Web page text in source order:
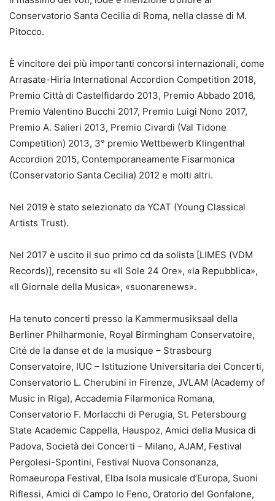
Conservatorio Santa Cecilia di Roma, nella classe di M.
Pitocco.
È vincitore dei più importanti concorsi internazionali, come
Arrasate-Hiria International Accordion Competition 2018,
Premio Città di Castelfidardo 2013, Premio Abbado 2016,
Premio Valentino Bucchi 2017, Premio Luigi Nono 2017,
Premio A. Salieri 2013, Premio Civardi (Val Tidone
Competition) 2013, 3° premio Wettbewerb Klingenthal
Accordion 2015, Contemporaneamente Fisarmonica
(Conservatorio Santa Cecilia) 2012 e molti altri.
Nel 2019 è stato selezionato da YCAT (Young Classical
Artists Trust).
Nel 2017 è uscito il suo primo cd da solista [LIMES (VDM
Records)], recensito su «Il Sole 24 Ore», «la Repubblica»,
«Il Giornale della Musica», «suonarenews».
Ha tenuto concerti presso la Kammermusiksaal della
Berliner Philharmonie, Royal Birmingham Conservatoire,
Cité de la danse et de la musique – Strasbourg
Conservatoire, IUC – Istituzione Universitaria dei Concerti,
Conservatorio L. Cherubini in Firenze, JVLAM (Academy of
Music in Riga), Accademia Filarmonica Romana,
Conservatorio F. Morlacchi di Perugia, St. Petersbourg
State Academic Cappella, Hauspoz, Amici della Musica di
Padova, Società dei Concerti – Milano, AJAM, Festival
Pergolesi-Spontini, Festival Nuova Consonanza,
Romaeuropa Festival, Elba Isola musicale d’Europa, Suoni
Riflessi, Amici di Campo lo Feno, Oratorio del Gonfalone,